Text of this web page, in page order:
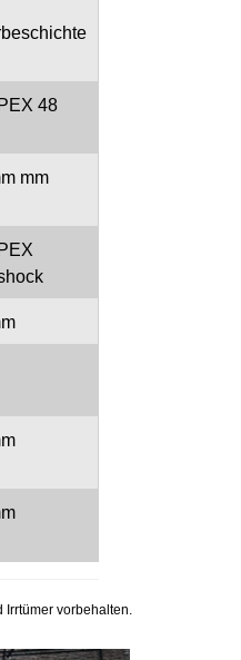
48
mm
Irrtümer vorbehalten.